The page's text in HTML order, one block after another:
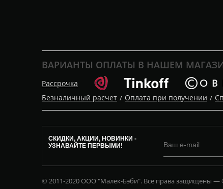
ВАРИАНТЫ ОПЛАТЫ В НАШЕМ
Рассрочка
Безналичный расчет / Оплата при получении /
СКИДКИ, АКЦИИ, НОВИНКИ -
УЗНАВАЙТЕ ПЕРВЫМИ!
© 2011-2020 ООО "Малек-Бэби". Все права защищены